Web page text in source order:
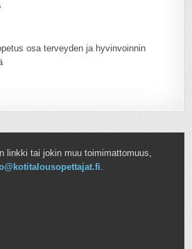
osa terveyden ja hyvinvoinnin
linkki tai jokin muu toimimattomuus,